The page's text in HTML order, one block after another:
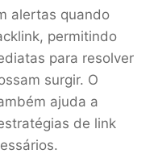
alertas quando
permitindo
para resolver
surgir. O
ajuda a
de link